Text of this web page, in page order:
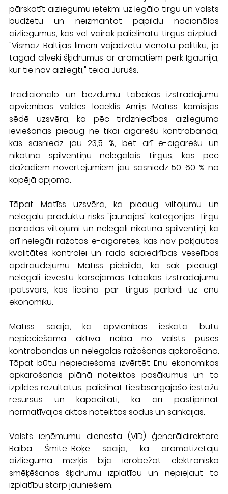
pārskatīt aizliegumu ietekmi uz legālo tirgu un valsts
budžetu un neizmantot papildu nacionālos
aizliegumus, kas vēl vairāk palielinātu tirgus aizplūdi.
"Vismaz Baltijas līmenī vajadzētu vienotu politiku, jo
tagad cilvēki šķidrumus ar aromātiem pērk Igaunijā,
kur tie nav aizliegti," teica Jurušs.
Tradicionālo un bezdūmu tabakas izstrādājumu
apvienības valdes loceklis Anrijs Matīss komisijas
sēdē uzsvēra, ka pēc tirdzniecības aizlieguma
ieviešanas pieaug ne tikai cigarešu kontrabanda,
kas sasniedz jau 23,5 %, bet arī e-cigarešu un
nikotīna spilventiņu nelegālais tirgus, kas pēc
dažādiem novērtējumiem jau sasniedz 50-60 % no
kopējā apjoma.
Tāpat Matīss uzsvēra, ka pieaug viltojumu un
nelegālu produktu risks "jaunajās" kategorijās. Tirgū
parādās viltojumi un nelegāli nikotīna spilventiņi, kā
arī nelegāli ražotas e-cigaretes, kas nav pakļautas
kvalitātes kontrolei un rada sabiedrības veselības
apdraudējumu. Matīss piebilda, ka sāk pieaugt
nelegāli ievestu karsējamās tabakas izstrādājumu
īpatsvars, kas liecina par tirgus pārbīdi uz ēnu
ekonomiku.
Matīss sacīja, ka apvienības ieskatā būtu
nepieciešama aktīva rīcība no valsts puses
kontrabandas un nelegālās ražošanas apkarošanā.
Tāpat būtu nepieciešams izvērtēt Ēnu ekonomikas
apkarošanas plānā noteiktos pasākumus un to
izpildes rezultātus, palielināt tiesībsargājošo iestāžu
resursus un kapacitāti, kā arī pastiprināt
normatīvajos aktos noteiktos sodus un sankcijas.
Valsts ieņēmumu dienesta (VID) ģenerāldirektore
Baiba Šmite-Roķe sacīja, ka aromatizētāju
aizlieguma mērķis bija ierobežot elektronisko
smēķēšanas šķidrumu izplatību un nepieļaut to
izplatību starp jauniešiem.